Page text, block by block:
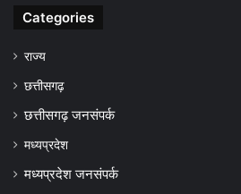
Categories
राज्य
छत्तीसगढ़
छत्तीसगढ़ जनसंपर्क
मध्यप्रदेश
मध्यप्रदेश जनसंपर्क